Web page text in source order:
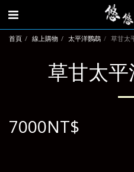
首頁 線上購物 太平洋鸚鵡 草甘太
草甘太
7000NT$